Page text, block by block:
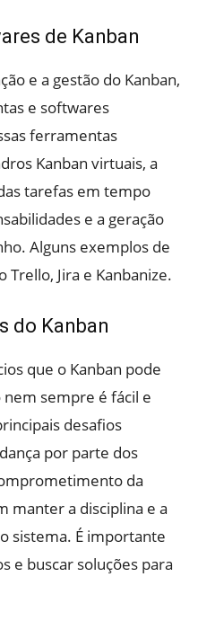
de Kanban
e a gestão do Kanban,
e softwares
ferramentas
Kanban virtuais, a
tarefas em tempo
e a geração
Alguns exemplos de
Jira e Kanbanize.
do Kanban
que o Kanban pode
sempre é fácil e
desafios
por parte dos
da
manter a disciplina e a
sistema. É importante
e buscar soluções para